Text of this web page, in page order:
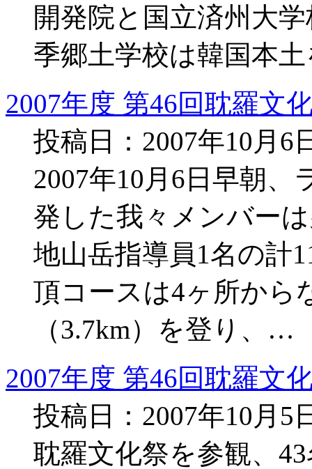
開発院と国立済州大
季郷土学校は韓国本
2007年度 第46回耽羅文
投稿日：2007年10月6
2007年10月6日早朝
発した我々メンバー
地山岳指導員1名の計
頂コースは4ヶ所から
（3.7km）を登り、…
2007年度 第46回耽羅文
投稿日：2007年10月5
耽羅文化祭を参観、